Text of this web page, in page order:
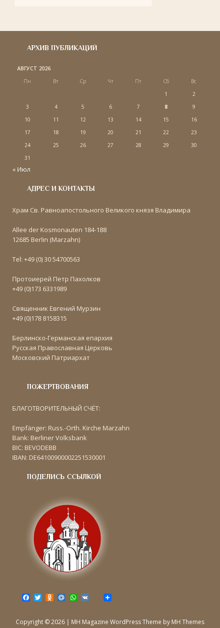
АРХИВ ПУБЛИКАЦИЙ
АВГУСТ 2026
Пн
Вт Ср Чт Пт Сб
Вс
1
2
3
4 5 6 7 8
9
10
11 12 13 14 15
16
17
18 19 20 21 22
23
24
25 26 27 28 29
30
31
« Июл
АДРЕС И КОНТАКТЫ
Храм Св. Равноапостольного Великого князя Владимира
Allee der Kosmonauten 184-188
12685 Berlin (Marzahn)
Tel: +49 (0) 30 54700563
Протоиерей Петр Пахолков
+49 (0)173 6331989
Священник Евгений Мурзин
+49 (0)178 8158315
Берлинско-Германская епархия
Русская Православная Церковь
Московский Патриархат
ПОЖЕРТВОВАНИЯ
БЛАГОТВОРИТЕЛЬНЫЙ СЧЁТ:
Empfänger: Russ.-Orth. Kirche Marzahn
Bank: Berliner Volksbank
BIC: BEVODEBB
IBAN: DE64100900002251530001
ПОДЕЛИСЬ ССЫЛКОЙ
e
T
t
O
o
M W
t
Copyright © 2026 | MH Magazine WordPress Theme by MH Themes